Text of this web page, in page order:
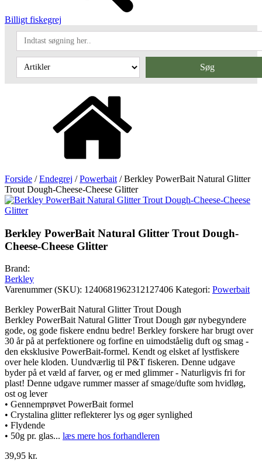
Billigt fiskegrej
Søg
Forside /Endegrej /Powerbait / Berkley PowerBait Natural Glitter
Trout Dough-Cheese-Cheese Glitter
Berkley PowerBait Natural Glitter Trout Dough-
Cheese-Cheese Glitter
Brand:
Berkley
Varenummer (SKU): 1240681962312127406 Kategori: Powerbait
Berkley PowerBait Natural Glitter Trout Dough
Berkley PowerBait Natural Glitter Trout Dough gør nybegyndere
gode, og gode fiskere endnu bedre! Berkley forskere har brugt over
30 år på at perfektionere og forfine en uimodståelig duft og smag -
den eksklusive PowerBait-formel. Kendt og elsket af lystfiskere
over hele kloden. Uundværlig til P&T fiskeren. Denne udgave
byder på et væld af farver, og er med glimmer - Naturligvis fri for
plast! Denne udgave rummer masser af smage/dufte som hvidløg,
ost og lever
• Gennemprøvet PowerBait formel
• Crystalina glitter reflekterer lys og øger synlighed
• Flydende
• 50g pr. glas... læs mere hos forhandleren
39,95 kr.